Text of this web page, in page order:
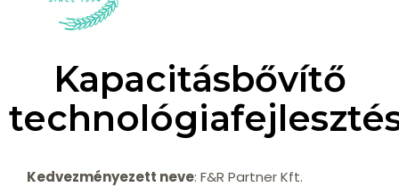
Kapacitásbővítő
Kedvezményezett neve: F&R Partner Kft.